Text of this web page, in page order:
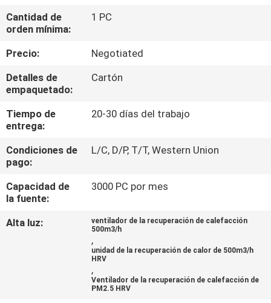
DE
CALIDAD
ÉNTRENOS
EN
CONTACTO
CON
NOTICIAS
Cantidad de
orden mínima:
1 PC
Precio:
Negotiated
Detalles de
empaquetado:
Cartón
Tiempo de
entrega:
20-30 días del trabajo
Condiciones de
pago:
L/C, D/P, T/T, Western Union
Capacidad de
la fuente:
3000 PC por mes
Alta luz:
ventilador de la recuperación de calefacción
500m3/h
,
unidad de la recuperación de calor de 500m3/h
HRV
,
Ventilador de la recuperación de calefacción de
PM2.5 HRV